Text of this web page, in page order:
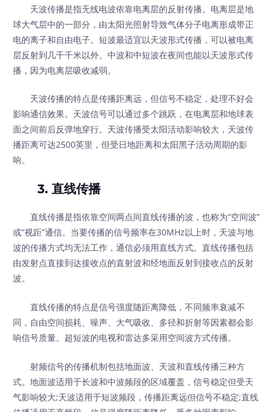
天波传播是指无线电波依靠电离层的反射传播。电离层是地
球大气层中的一部分，由太阳光照射导致气体分子电离形成带正
电的离子和自由电子。短波最适宜以天波形式传播，可以被电离
层反射到几千千米以外。中波和中短波在夜间也能以天波形式传
播，因为电离层吸收减弱。
天波传播的特点是传播距离远，但信号不稳定，处理不好会
影响通信效果。天波信号可以通过多个跳跃，在电离层和地球表
面之间前后反弹地穿行。天波传播受太阳活动影响较大，天波传
播距离可达2500英里，但受日地距离和太阳黑子活动周期的影
响。
3. 直线传播
直线传播是指依靠空间两点间直线传播的波，也称为“空间波”
或“视距”通信。当要传播的信号频率在30MHz以上时，天波与地
波的传播方式均无法工作，通信必须用直线方式。直线传播包括
由发射点直接到达接收点的直射波和经地面反射到接收点的反射
波。
直线传播的特点是信号强度随距离降低，不同频率衰减不
同，自由空间损耗、噪声、大气吸收、多径和折射等因素都会影
响信号质量。超短波的电视和雷达多采用空间波方式传播。
射频信号的传播机制包括地面波、天波和直线传播三种方
式。地面波适用于长波和中波频段的区域覆盖，信号稳定但受天
气影响较大;天波适用于短波频段，传播距离远但信号不稳定;直线